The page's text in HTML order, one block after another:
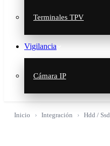
Terminales TPV
Vigilancia
Cámara IP
Inicio Integración Hdd / Ssd